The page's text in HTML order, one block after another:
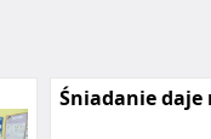
Śniadanie daje